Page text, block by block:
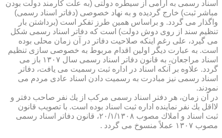
اسناد رسمی به آرامی از سیطره دولتی (به علت كارمند دولت بودن
مباشر ثبت) خارج گردیده و به نهاد خصوصی (دفاتر اسناد رسمی)
واگذار می گردد. و براساس همین طرز تفكر است (برداشتن بار
تنظیم سند از روی دوش دولت) است كه دفاتر اسناد رسمی شكل
می گیرد، علی رغم اینكه صلاحیت دفاتر در آن زمان محلی بوده
است. به عبارت دیگر اولین اقدام مربوط به خصوصی سازی تنظیم
اسناد مراجعان، به قانون دفاتر اسناد رسمی سال ۱۳۰۷ باز می
گردد. علاوه بر آنكه اسناد در اداره ثبت رسمیت می یافت، دفاتر
اسناد رسمی نیز مبادرت به رسمیت دادن اسناد عادی مردم می
نمودند.
در آن زمان، هر دفتر اسناد رسمی مركب از یك نفر صاحب دفتر و
لااقل یك نفر نماینده اداره ثبت اسناد بوده است. با تصویب قانون
ثبت اسناد و املاك مصوب ۲۰/۱/۱۳۰۸، قانون دفاتر اسناد رسمی
مصوب ۱۳۰۷ عملاً منسوخ می گردد .